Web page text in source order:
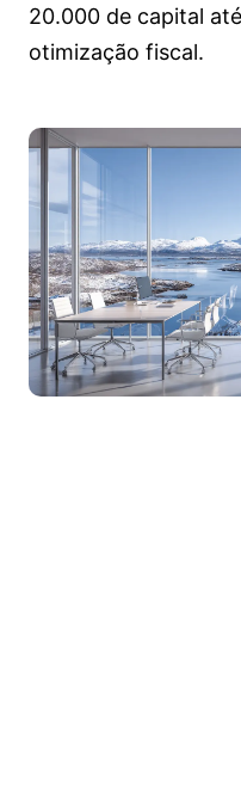
20.000 de capital
otimização fiscal.